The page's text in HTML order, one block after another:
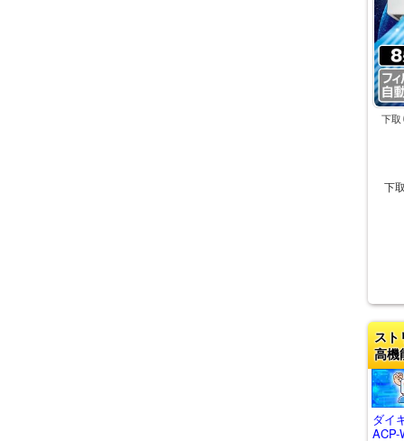
下取
下
スト
高機
ダイ
ACP-